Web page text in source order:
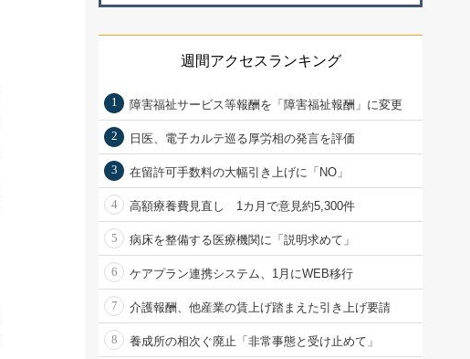
週間アクセスランキング
1 障害福祉サービス等報酬を「障害福祉報酬」に変更
2 日医、電子カルテ巡る厚労相の発言を評価
3 在留許可手数料の大幅引き上げに「NO」
4 高額療養費見直し 1カ月で意見約5,300件
5 病床を整備する医療機関に「説明求めて」
6 ケアプラン連携システム、1月にWEB移行
7 介護報酬、他産業の賃上げ踏まえた引き上げ要請
8 養成所の相次ぐ廃止「非常事態と受け止めて」